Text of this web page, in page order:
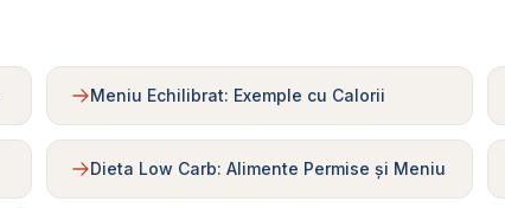
Meniu Echilibrat: Exemple cu Calorii
Dieta Low Carb: Alimente Permise și Meniu